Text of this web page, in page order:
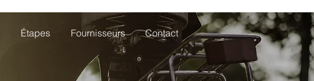
Étapes Fournisseurs Contact